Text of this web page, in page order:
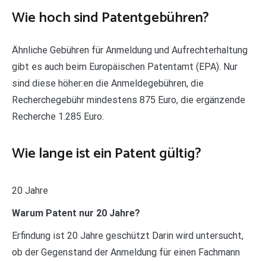
Wie hoch sind Patentgebühren?
Ähnliche Gebühren für Anmeldung und Aufrechterhaltung
gibt es auch beim Europäischen Patentamt (EPA). Nur
sind diese höher:en die Anmeldegebühren, die
Recherchegebühr mindestens 875 Euro, die ergänzende
Recherche 1.285 Euro.
Wie lange ist ein Patent gültig?
20 Jahre
Warum Patent nur 20 Jahre?
Erfindung ist 20 Jahre geschützt Darin wird untersucht,
ob der Gegenstand der Anmeldung für einen Fachmann